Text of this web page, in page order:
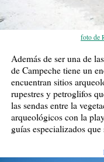
foto de
Además de ser una de
de Campeche tiene un
encuentran sitios
rupestres y petroglifos
las sendas entre la
arqueológicos con la
guías especializados